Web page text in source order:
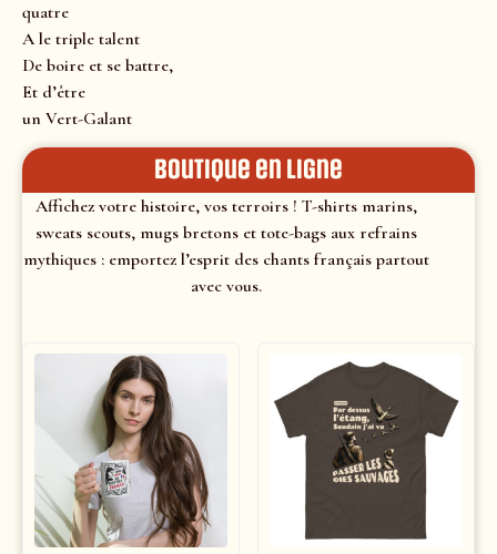
quatre
A le triple talent
De boire et se battre,
Et d’être
un Vert-Galant
Boutique en ligne
Affichez votre histoire, vos terroirs ! T-shirts marins,
sweats scouts, mugs bretons et tote-bags aux refrains
mythiques : emportez l’esprit des chants français partout
avec vous.